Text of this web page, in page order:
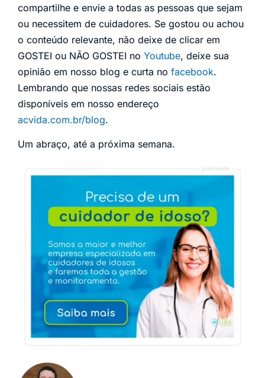
compartilhe e envie a todas as pessoas que sejam
ou necessitem de cuidadores. Se gostou ou achou
o conteúdo relevante, não deixe de clicar em
GOSTEI ou NÃO GOSTEI no Youtube, deixe sua
opinião em nosso blog e curta no facebook.
Lembrando que nossas redes sociais estão
disponíveis em nosso endereço
acvida.com.br/blog.
Um abraço, até a próxima semana.